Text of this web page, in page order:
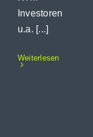
Investoren
u.a. [...]
Weiterlesen